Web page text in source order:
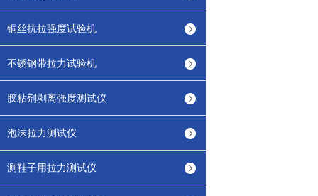
铜丝抗拉强度试验机
不锈钢带拉力试验机
胶粘剂剥离强度测试仪
泡沫拉力测试仪
测鞋子用拉力测试仪